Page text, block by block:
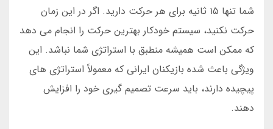
شما تنها ۱۵ ثانیه برای هر حرکت دارید. اگر در این زمان
حرکت نکنید، سیستم خودکار بهترین حرکت را انجام می دهد
که ممکن است همیشه منطبق با استراتژی شما نباشد. این
ویژگی باعث شده بازیکنان ایرانی که معمولاً استراتژی های
پیچیده دارند، باید سرعت تصمیم گیری خود را افزایش
دهند.